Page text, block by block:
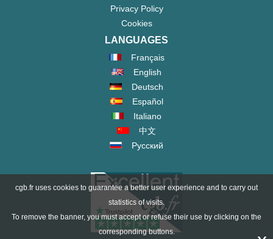
Privacy Policy
Cookies
LANGUAGES
Français
English
Deutsch
Español
Italiano
中文
Русский
cgb.fr uses cookies to guarantee a better user experience and to carry out
statistics of visits.
To remove the banner, you must accept or refuse their use by clicking on the
corresponding buttons.